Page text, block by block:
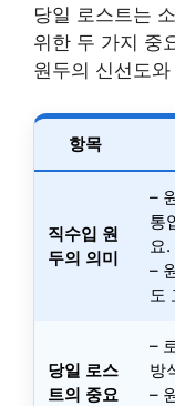
당일 로스트는
위한 두 가지 중
원두의 신선도
항목
직수입 원
두의 의미
–
통
요.
–
도
당일 로스
트의 중요
–
방
–